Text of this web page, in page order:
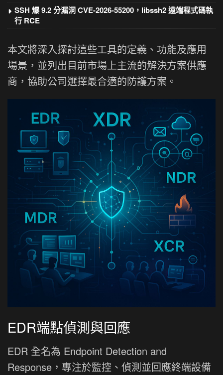
SSH 爆 9.2 分漏洞 CVE-2026-55200，libssh2 遠端程式碼執
行 RCE
本文將深入探討這些工具的定義、功能及應用
場景，並列出目前市場上主流的解決方案供應
商，協助公司選擇最合適的防護方案。
EDR端點偵測與回應
EDR 全名為 Endpoint Detection and
Response，專注於監控、偵測並回應終端設備